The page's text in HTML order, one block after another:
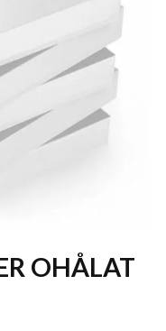
OHÅLAT